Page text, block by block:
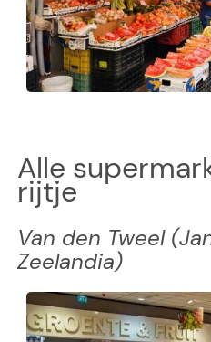
Alle
rijtje
Van den Tweel
Zeelandia)